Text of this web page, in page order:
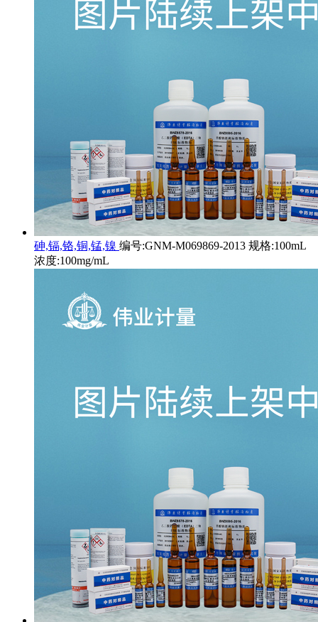
砷,镉,铬,铜,锰,镍 编号:GNM-M069869-2013 规格:100mL
浓度:100mg/mL